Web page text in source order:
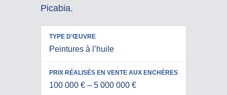
Picabia.
D’ŒUVRE
RÉALISÉS
AUX
ENCHÈRES
Peintures à l’huile
100 000 € – 5 000 000 €